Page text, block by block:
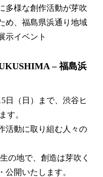
多様な創作活動が芽吹
め、福島県浜通り地域
示イベント
– 福島浜
日（日）まで、渋谷ヒ
す。
活動に取り組む人々の
の地で、創造は芽吹く
公開いたします。